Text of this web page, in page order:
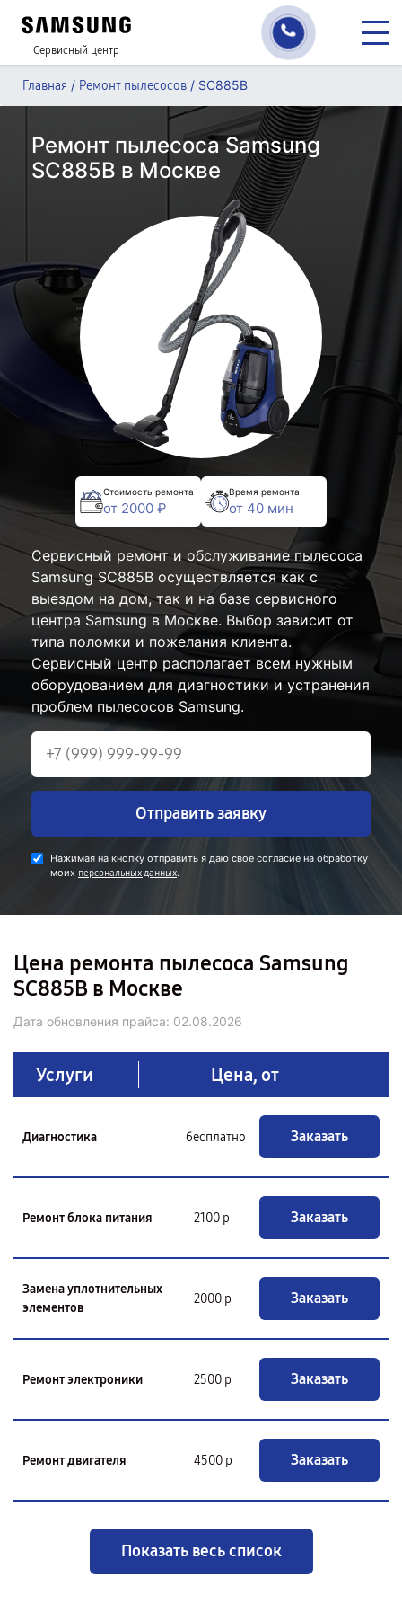
Сервисный центр
Главная / Ремонт пылесосов / SC885B
Ремонт пылесоса Samsung
SC885B в Москве
Стоимость ремонта
от 2000 ₽
Время ремонта
от 40 мин
Сервисный ремонт и обслуживание пылесоса
Samsung SC885B осуществляется как с
выездом на дом, так и на базе сервисного
центра Samsung в Москве. Выбор зависит от
типа поломки и пожелания клиента.
Сервисный центр располагает всем нужным
оборудованием для диагностики и устранения
проблем пылесосов Samsung.
Отправить заявку
Нажимая на кнопку отправить я даю свое согласие на обработку
моих персональных данных.
Цена ремонта пылесоса Samsung
SC885B в Москве
Дата обновления прайса: 02.08.2026
Услуги Цена, от
Диагностика бесплатно Заказать
Ремонт блока питания 2100 р Заказать
Замена уплотнительных
элементов
2000 р Заказать
Ремонт электроники 2500 р Заказать
Ремонт двигателя 4500 р Заказать
Показать весь список